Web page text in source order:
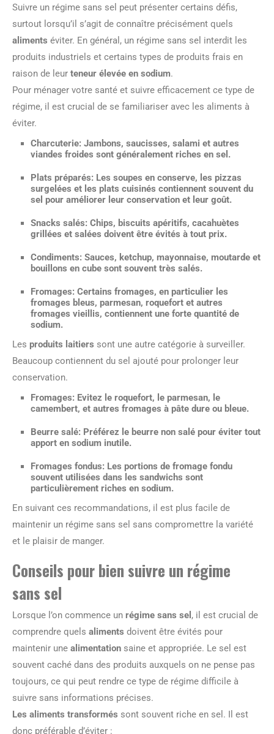
Suivre un régime sans sel peut présenter certains défis,
surtout lorsqu’il s’agit de connaître précisément quels
aliments éviter. En général, un régime sans sel interdit les
produits industriels et certains types de produits frais en
raison de leur teneur élevée en sodium.
Pour ménager votre santé et suivre efficacement ce type de
régime, il est crucial de se familiariser avec les aliments à
éviter.
Charcuterie: Jambons, saucisses, salami et autres
viandes froides sont généralement riches en sel.
Plats préparés: Les soupes en conserve, les pizzas
surgelées et les plats cuisinés contiennent souvent du
sel pour améliorer leur conservation et leur goût.
Snacks salés: Chips, biscuits apéritifs, cacahuètes
grillées et salées doivent être évités à tout prix.
Condiments: Sauces, ketchup, mayonnaise, moutarde et
bouillons en cube sont souvent très salés.
Fromages: Certains fromages, en particulier les
fromages bleus, parmesan, roquefort et autres
fromages vieillis, contiennent une forte quantité de
sodium.
Les produits laitiers sont une autre catégorie à surveiller.
Beaucoup contiennent du sel ajouté pour prolonger leur
conservation.
Fromages: Evitez le roquefort, le parmesan, le
camembert, et autres fromages à pâte dure ou bleue.
Beurre salé: Préférez le beurre non salé pour éviter tout
apport en sodium inutile.
Fromages fondus: Les portions de fromage fondu
souvent utilisées dans les sandwichs sont
particulièrement riches en sodium.
En suivant ces recommandations, il est plus facile de
maintenir un régime sans sel sans compromettre la variété
et le plaisir de manger.
Conseils pour bien suivre un régime
sans sel
Lorsque l’on commence un régime sans sel , il est crucial de
comprendre quels aliments doivent être évités pour
maintenir une alimentation saine et appropriée. Le sel est
souvent caché dans des produits auxquels on ne pense pas
toujours, ce qui peut rendre ce type de régime difficile à
suivre sans informations précises.
Les aliments transformés sont souvent riche en sel. Il est
donc préférable d’éviter :